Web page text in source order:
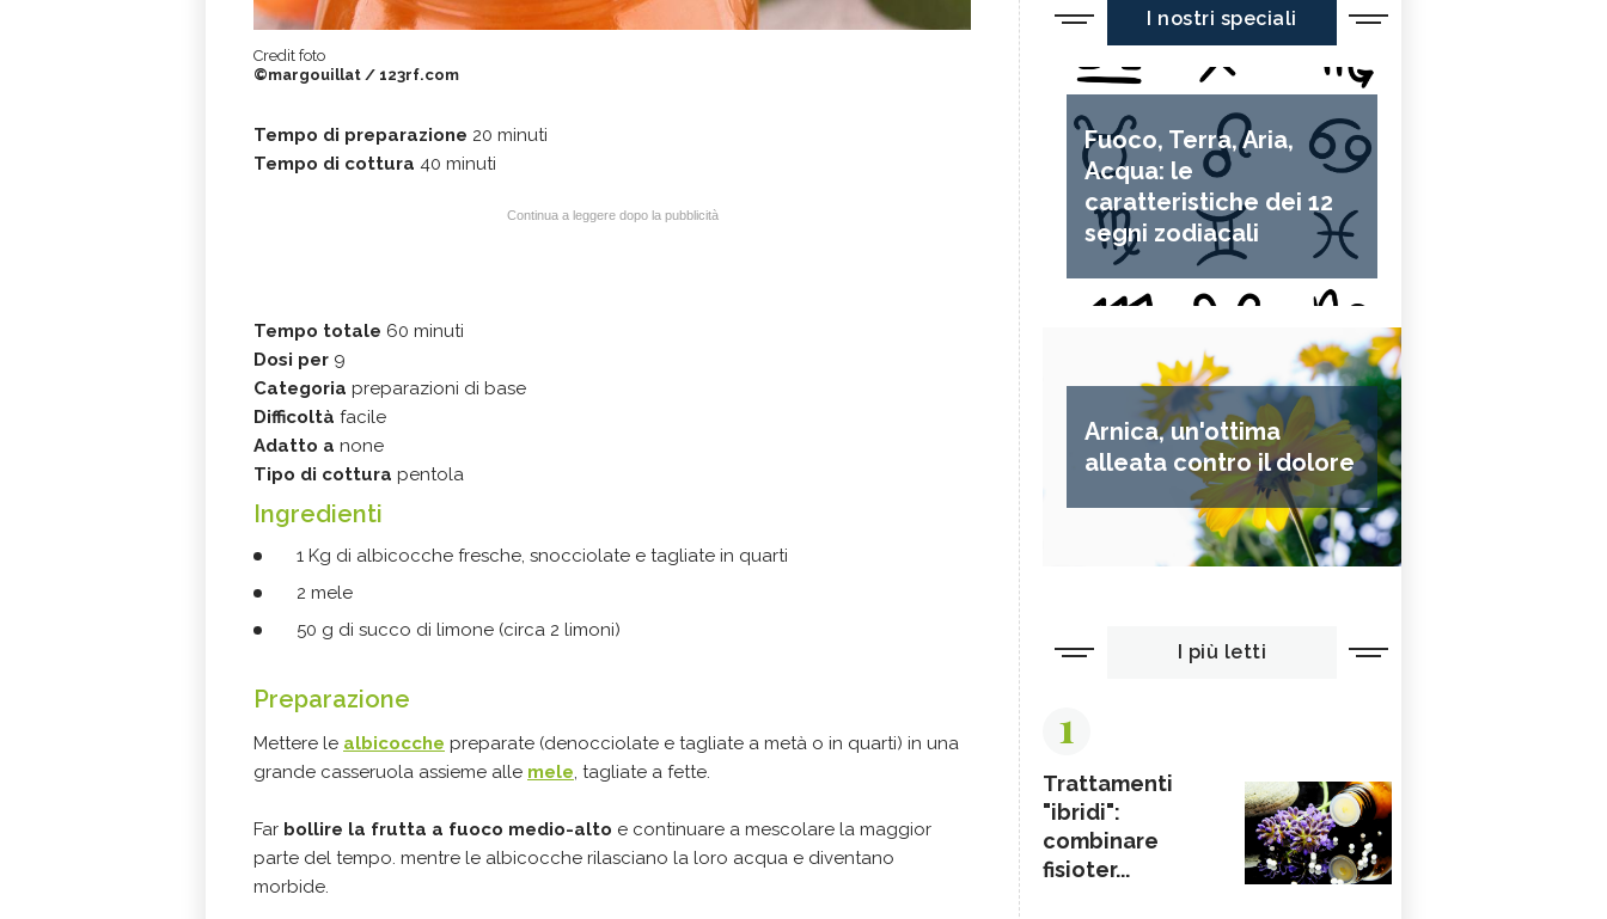
Credit foto
©margouillat / 123rf.com
Tempo di preparazione 20 minuti
Tempo di cottura 40 minuti
Continua a leggere dopo la pubblicità
Tempo totale 60 minuti
Dosi per 9
Categoria preparazioni di base
Difficoltà facile
Adatto a none
Tipo di cottura pentola
Ingredienti
1 Kg di albicocche fresche, snocciolate e tagliate in quarti
2 mele
50 g di succo di limone (circa 2 limoni)
Preparazione
Mettere le albicocche preparate (denocciolate e tagliate a metà o in quarti) in una
grande casseruola assieme alle mele, tagliate a fette.
Far bollire la frutta a fuoco medio-alto e continuare a mescolare la maggior
parte del tempo. mentre le albicocche rilasciano la loro acqua e diventano
morbide.
I nostri speciali
Fuoco, Terra, Aria,
Acqua: le
caratteristiche dei 12
segni zodiacali
Arnica, un'ottima
alleata contro il dolore
I più letti
1
Trattamenti
"ibridi":
combinare
fisioter...